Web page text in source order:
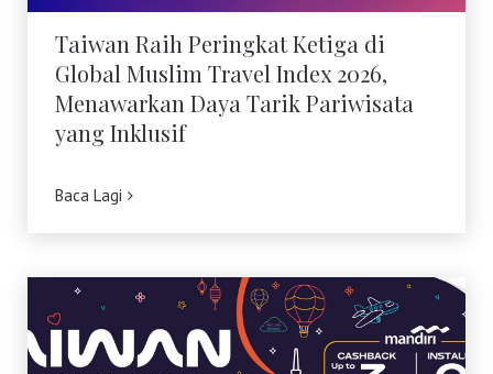
Belanja
Pasar Malam
Taiwan Raih Peringkat Ketiga di
Global Muslim Travel Index 2026,
Menawarkan Daya Tarik Pariwisata
yang Inklusif
Baca Lagi